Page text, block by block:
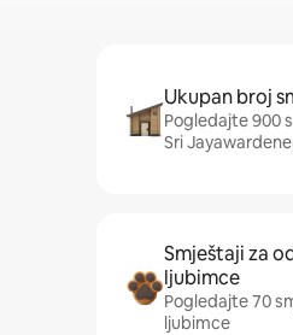
Ukupan broj
Pogledajte 900
Sri
Smještaji za
ljubimce
Pogledajte 70
ljubimce